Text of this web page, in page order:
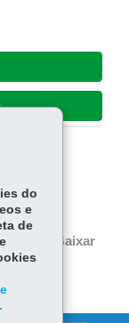
Baixar
do
e
de